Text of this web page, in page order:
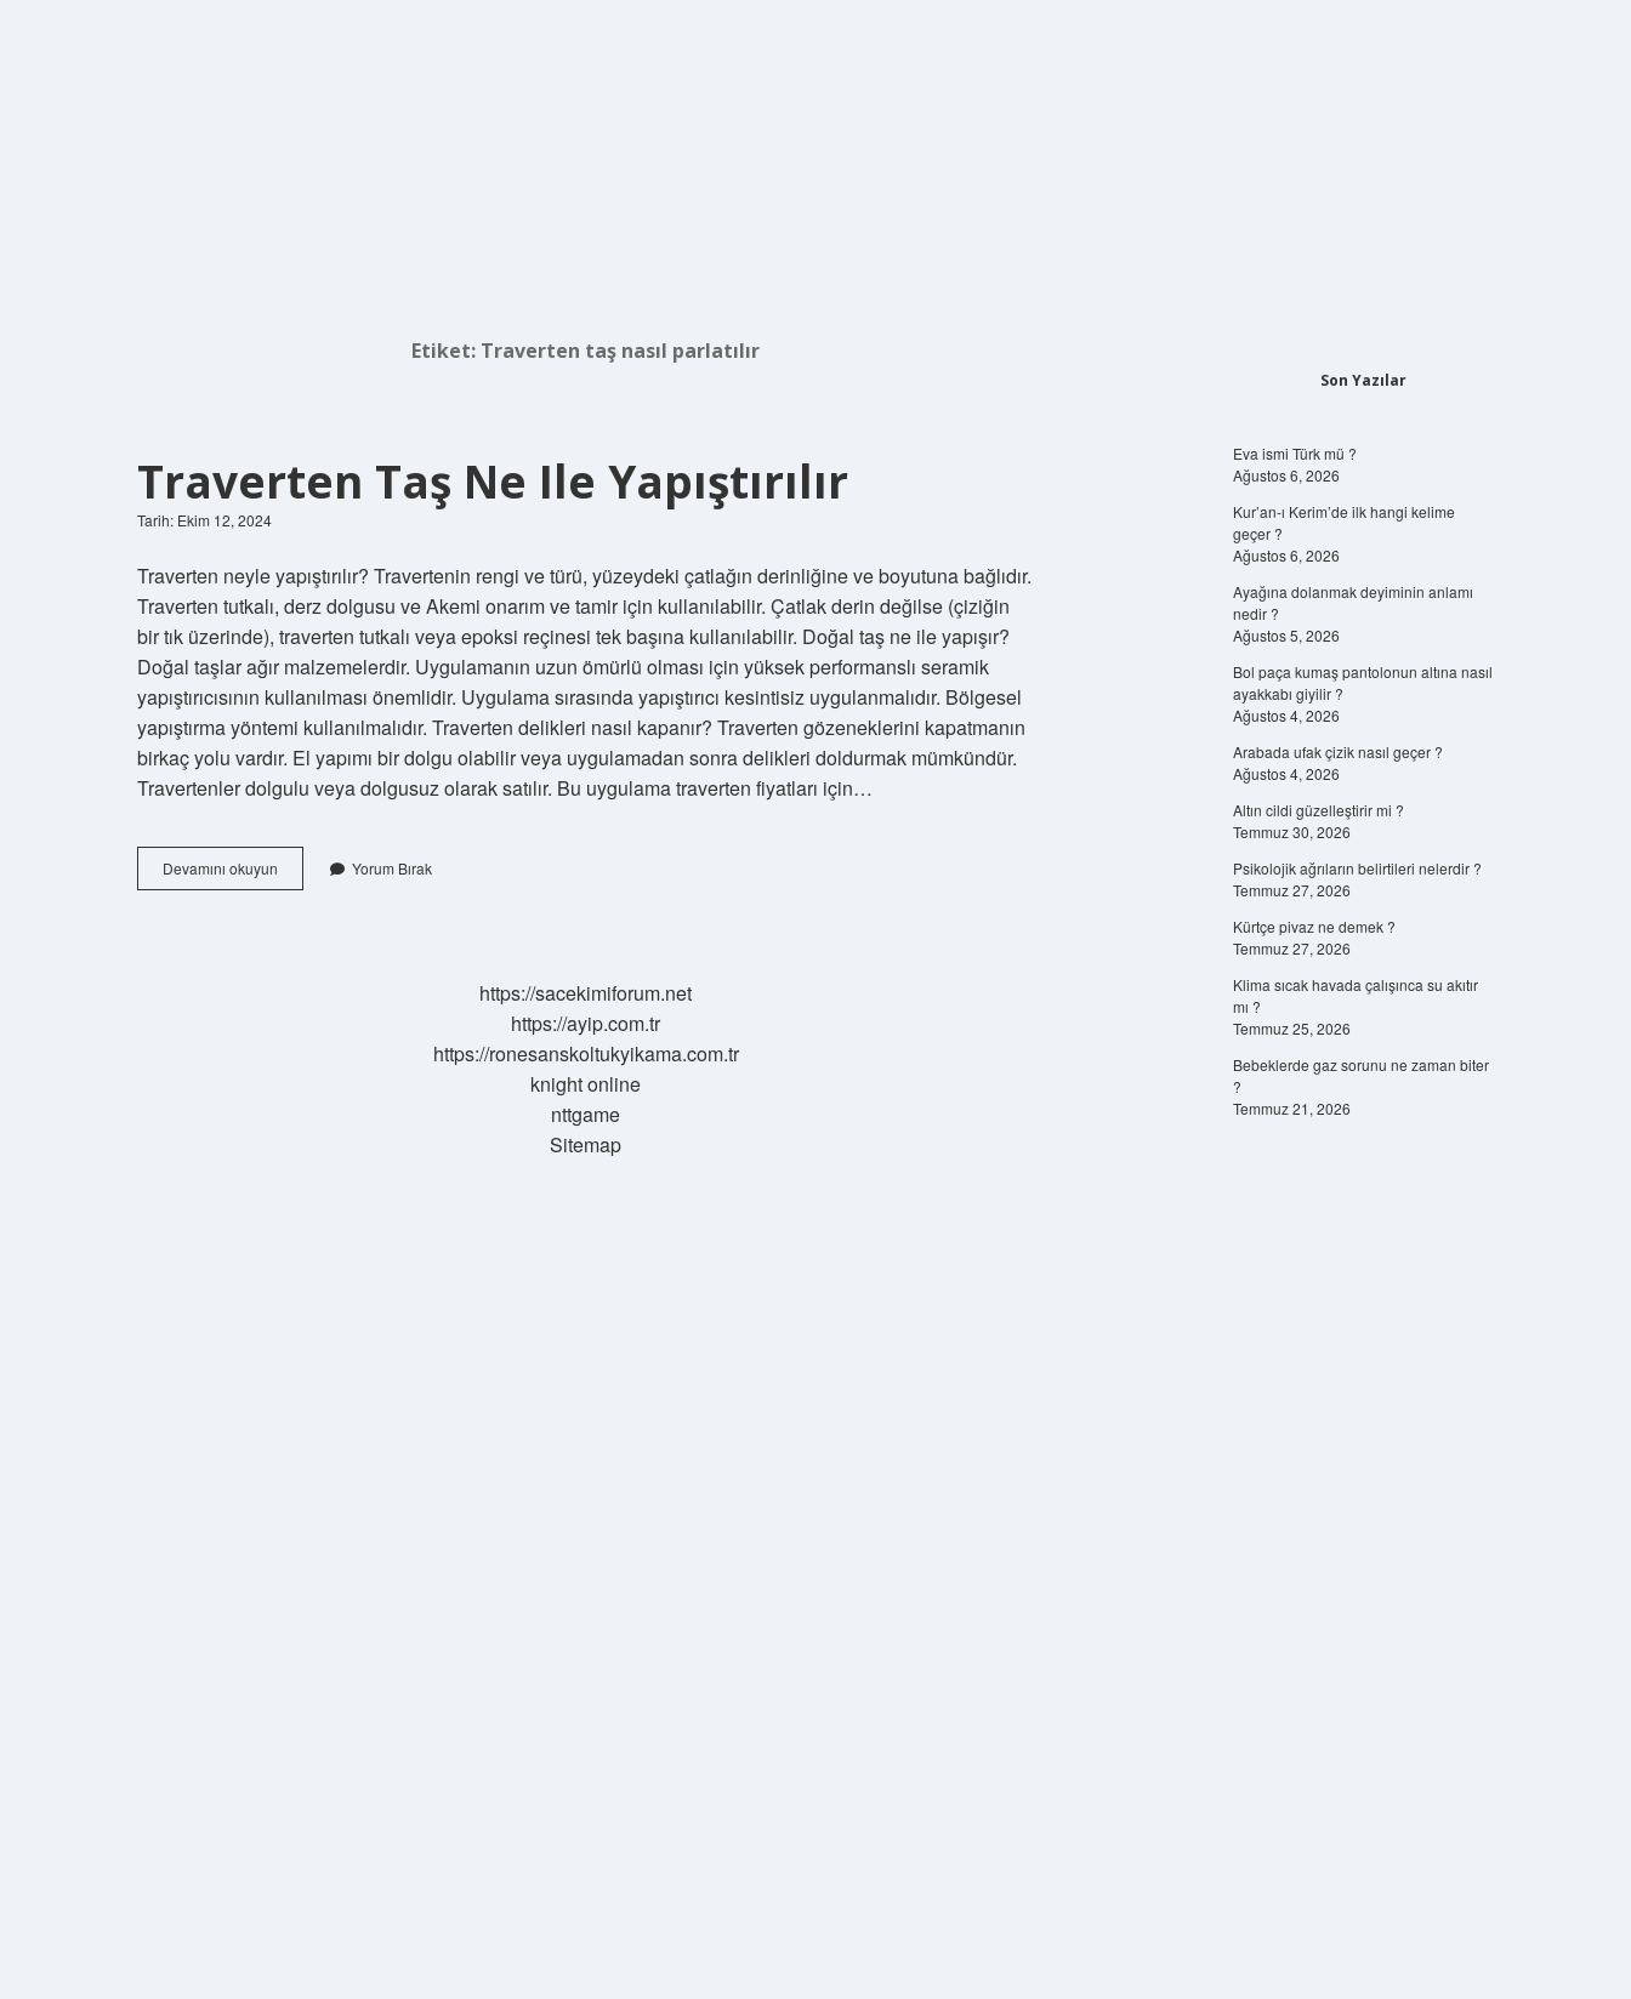
Etiket: Traverten taş nasıl parlatılır
Traverten Taş Ne Ile Yapıştırılır
Tarih: Ekim 12, 2024
Traverten neyle yapıştırılır? Travertenin rengi ve türü, yüzeydeki çatlağın derinliğine ve boyutuna bağlıdır.
Traverten tutkalı, derz dolgusu ve Akemi onarım ve tamir için kullanılabilir. Çatlak derin değilse (çiziğin
bir tık üzerinde), traverten tutkalı veya epoksi reçinesi tek başına kullanılabilir. Doğal taş ne ile yapışır?
Doğal taşlar ağır malzemelerdir. Uygulamanın uzun ömürlü olması için yüksek performanslı seramik
yapıştırıcısının kullanılması önemlidir. Uygulama sırasında yapıştırıcı kesintisiz uygulanmalıdır. Bölgesel
yapıştırma yöntemi kullanılmalıdır. Traverten delikleri nasıl kapanır? Traverten gözeneklerini kapatmanın
birkaç yolu vardır. El yapımı bir dolgu olabilir veya uygulamadan sonra delikleri doldurmak mümkündür.
Travertenler dolgulu veya dolgusuz olarak satılır. Bu uygulama traverten fiyatları için…
Devamını okuyun Traverten
Taş
Yorum Bırak
https://sacekimiforum.net
https://ayip.com.tr
https://ronesanskoltukyikama.com.tr
knight online
nttgame
Sitemap
Son Yazılar
Eva ismi Türk mü ?
Ağustos 6, 2026
Kur’an-ı Kerim’de ilk hangi kelime
geçer ?
Ağustos 6, 2026
Ayağına dolanmak deyiminin anlamı
nedir ?
Ağustos 5, 2026
Bol paça kumaş pantolonun altına nasıl
ayakkabı giyilir ?
Ağustos 4, 2026
Arabada ufak çizik nasıl geçer ?
Ağustos 4, 2026
Altın cildi güzelleştirir mi ?
Temmuz 30, 2026
Psikolojik ağrıların belirtileri nelerdir ?
Temmuz 27, 2026
Kürtçe pivaz ne demek ?
Temmuz 27, 2026
Klima sıcak havada çalışınca su akıtır
mı ?
Temmuz 25, 2026
Bebeklerde gaz sorunu ne zaman biter
?
Temmuz 21, 2026